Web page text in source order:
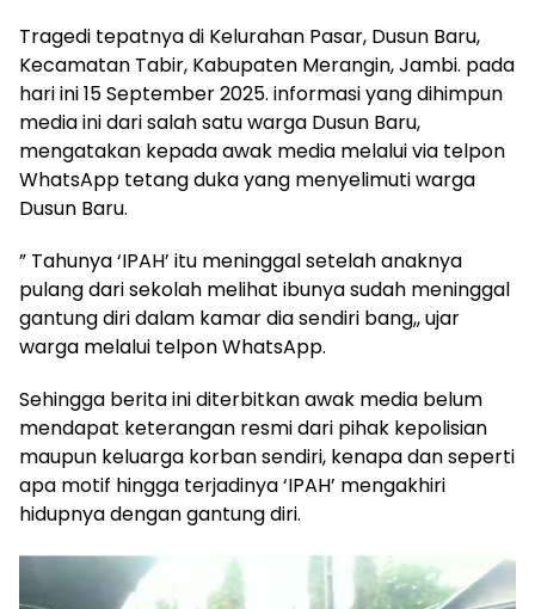
Tragedi tepatnya di Kelurahan Pasar, Dusun Baru,
Kecamatan Tabir, Kabupaten Merangin, Jambi. pada
hari ini 15 September 2025. informasi yang dihimpun
media ini dari salah satu warga Dusun Baru,
mengatakan kepada awak media melalui via telpon
WhatsApp tetang duka yang menyelimuti warga
Dusun Baru.
” Tahunya ‘IPAH’ itu meninggal setelah anaknya
pulang dari sekolah melihat ibunya sudah meninggal
gantung diri dalam kamar dia sendiri bang,, ujar
warga melalui telpon WhatsApp.
Sehingga berita ini diterbitkan awak media belum
mendapat keterangan resmi dari pihak kepolisian
maupun keluarga korban sendiri, kenapa dan seperti
apa motif hingga terjadinya ‘IPAH’ mengakhiri
hidupnya dengan gantung diri.